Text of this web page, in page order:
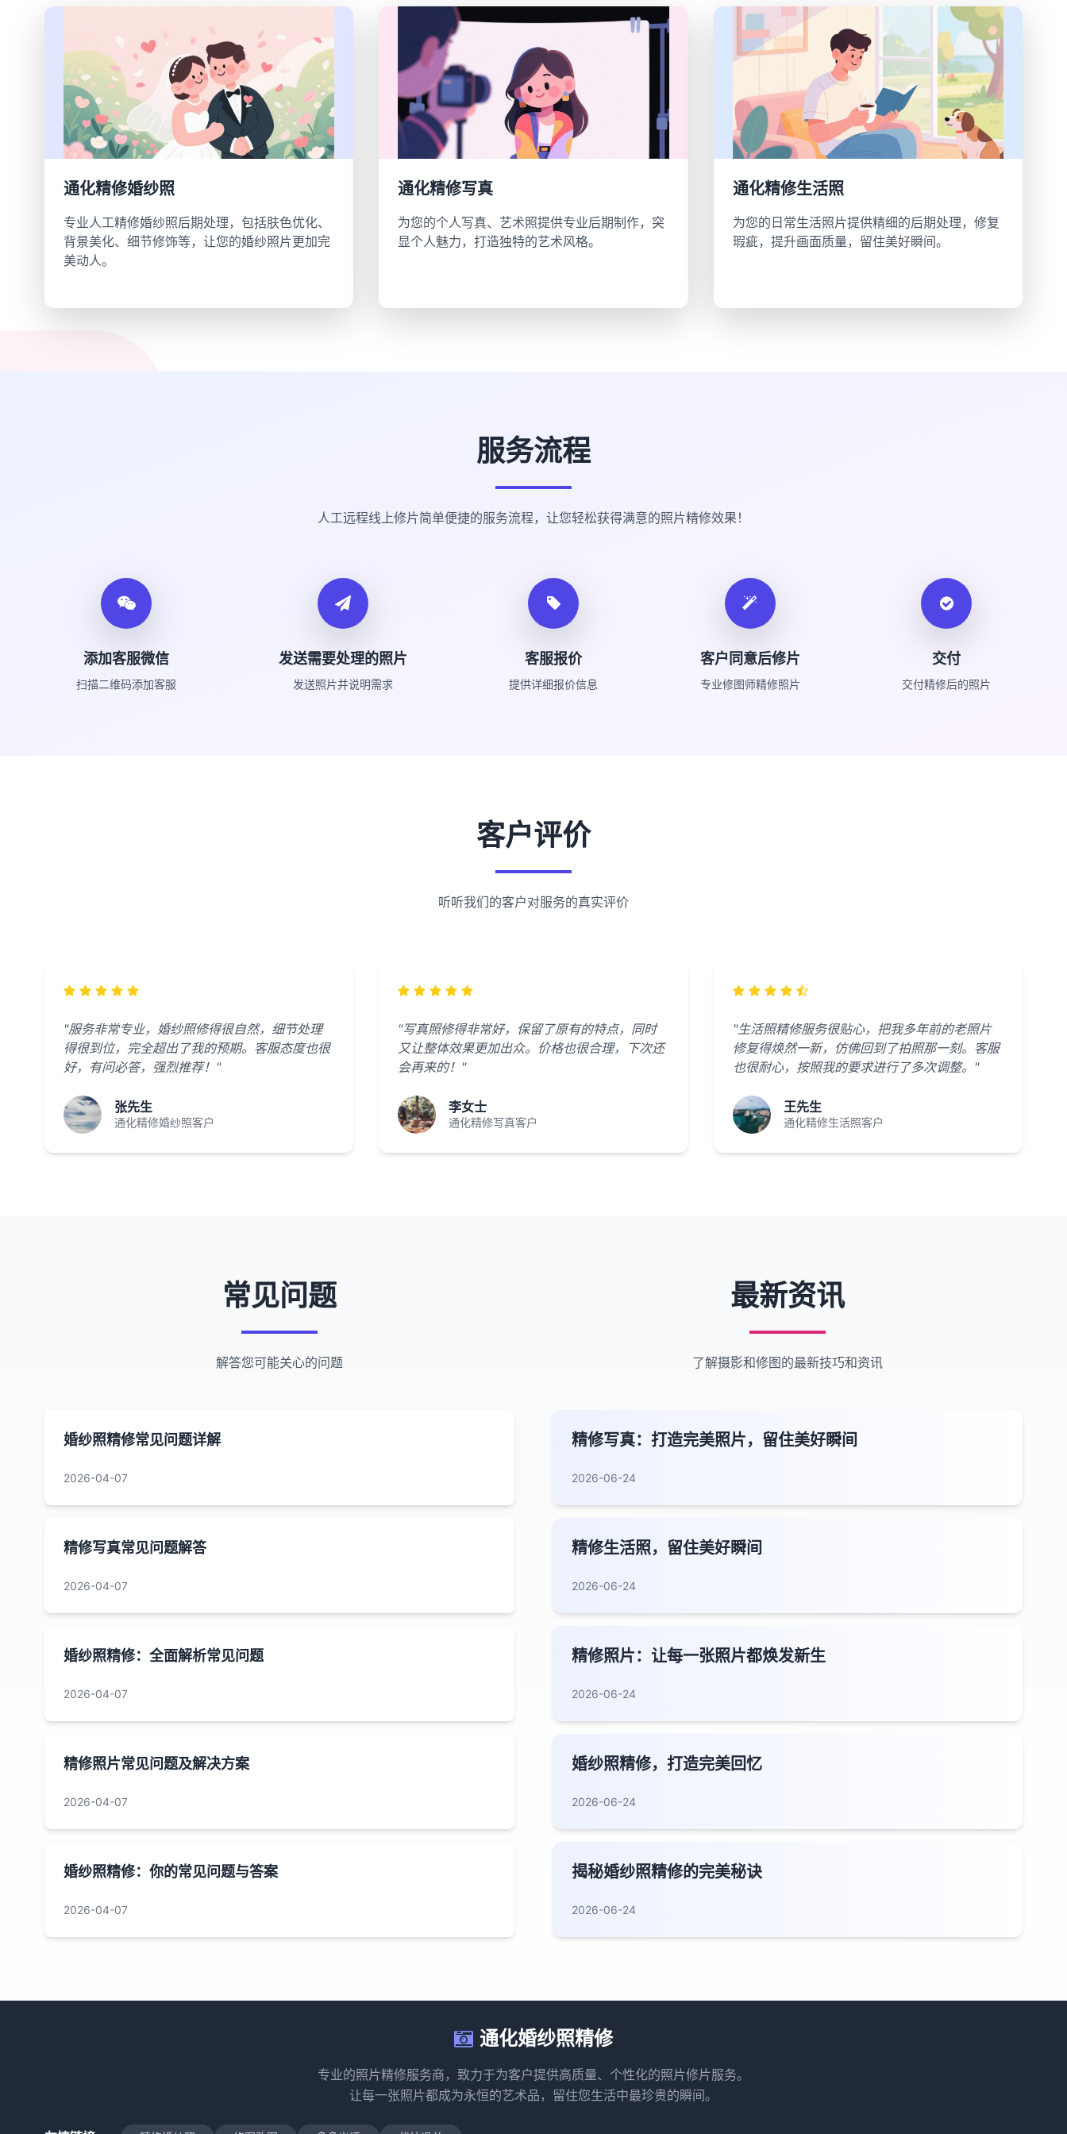
通化精修婚纱照
专业人工精修婚纱照后期处理，包括肤色优化、
背景美化、细节修饰等，让您的婚纱照片更加完
美动人。
通化精修写真
为您的个人写真、艺术照提供专业后期制作，突
显个人魅力，打造独特的艺术风格。
通化精修生活照
为您的日常生活照片提供精细的后期处理，修复
瑕疵，提升画面质量，留住美好瞬间。
服务流程
人工远程线上修片简单便捷的服务流程，让您轻松获得满意的照片精修效果！
添加客服微信
扫描二维码添加客服
发送需要处理的照片
发送照片并说明需求
客服报价
提供详细报价信息
客户同意后修片
专业修图师精修照片
交付
交付精修后的照片
客户评价
听听我们的客户对服务的真实评价
"服务非常专业，婚纱照修得很自然，细节处理
得很到位，完全超出了我的预期。客服态度也很
好，有问必答，强烈推荐！"
张先生
通化精修婚纱照客户
"写真照修得非常好，保留了原有的特点，同时
又让整体效果更加出众。价格也很合理，下次还
会再来的！"
李女士
通化精修写真客户
"生活照精修服务很贴心，把我多年前的老照片
修复得焕然一新，仿佛回到了拍照那一刻。客服
也很耐心，按照我的要求进行了多次调整。"
王先生
通化精修生活照客户
常见问题
解答您可能关心的问题
婚纱照精修常见问题详解
2026-04-07
精修写真常见问题解答
2026-04-07
婚纱照精修：全面解析常见问题
2026-04-07
精修照片常见问题及解决方案
2026-04-07
婚纱照精修：你的常见问题与答案
2026-04-07
最新资讯
了解摄影和修图的最新技巧和资讯
精修写真：打造完美照片，留住美好瞬间
2026-06-24
精修生活照，留住美好瞬间
2026-06-24
精修照片：让每一张照片都焕发新生
2026-06-24
婚纱照精修，打造完美回忆
2026-06-24
揭秘婚纱照精修的完美秘诀
2026-06-24
通化婚纱照精修
专业的照片精修服务商，致力于为客户提供高质量、个性化的照片修片服务。
让每一张照片都成为永恒的艺术品，留住您生活中最珍贵的瞬间。